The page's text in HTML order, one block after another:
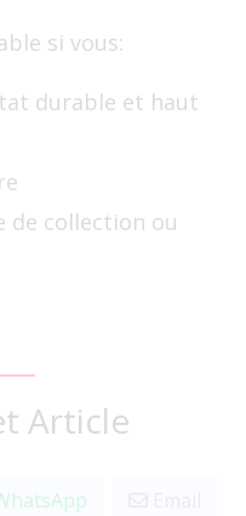
si vous:
durable et haut
de collection ou
Article